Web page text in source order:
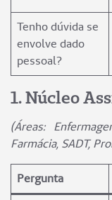
Tenho dúvida se
envolve dado
pessoal?
1️. Núcleo
(Áreas:
Farmácia, SADT,
Pergunta